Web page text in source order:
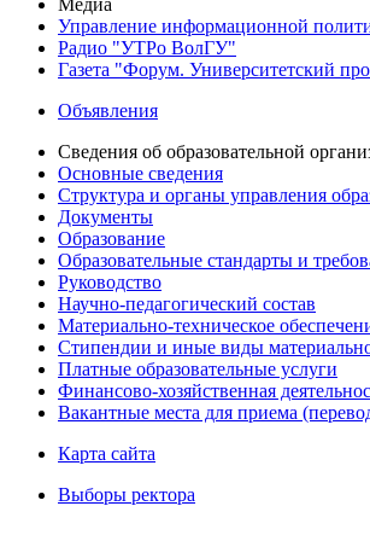
Медиа
Управление информационной
Радио "УТРо ВолГУ"
Газета "Форум. Университетский
Объявления
Сведения об образовательной
Основные сведения
Структура и органы управления
Документы
Образование
Образовательные стандарты и
Руководство
Научно-педагогический состав
Материально-техническое
Стипендии и иные виды
Платные образовательные услуги
Финансово-хозяйственная
Вакантные места для приема
Карта сайта
Выборы ректора